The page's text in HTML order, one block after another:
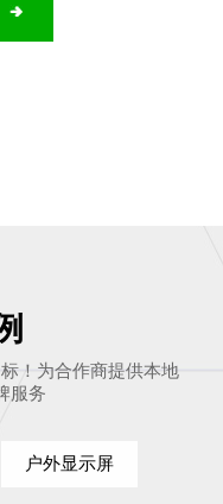
！为合作商提供本地
服务
户外显示屏